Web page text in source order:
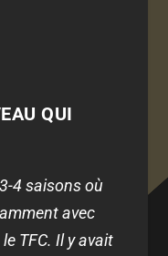
QUI
4 saisons où
avec
TFC. Il y avait